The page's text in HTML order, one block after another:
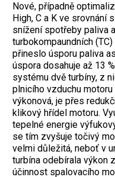
Nové, případně
High, C a K ve srovnání
snížení spotřeby paliva
turbokompaundních
přineslo úsporu paliva
úspora dosahuje až 13
systému dvě turbíny, z
plnicího vzduchu motoru
výkonová, je přes
klikový hřídel motoru.
tepelné energie
se tím zvyšuje točivý
velmi důležitá, neboť v
turbína odebírala výkon
účinnost spalovacího